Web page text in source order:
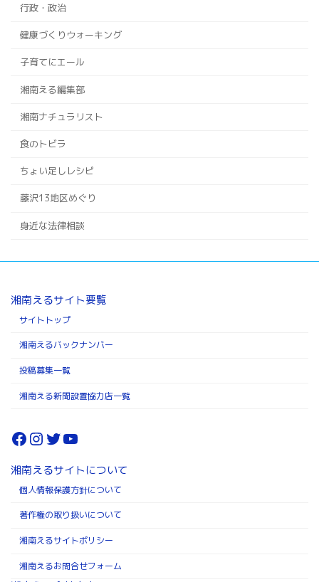
行政・政治
健康づくりウォーキング
子育てにエール
湘南える編集部
湘南ナチュラリスト
食のトビラ
ちょい足しレシピ
藤沢13地区めぐり
身近な法律相談
湘南えるサイト要覧
サイトトップ
湘南えるバックナンバー
投稿募集一覧
湘南える新聞設置協力店一覧
Facebook
Instagram
Twitter
YouTube
湘南えるサイトについて
個人情報保護方針について
著作権の取り扱いについて
湘南えるサイトポリシー
湘南えるお問合せフォーム